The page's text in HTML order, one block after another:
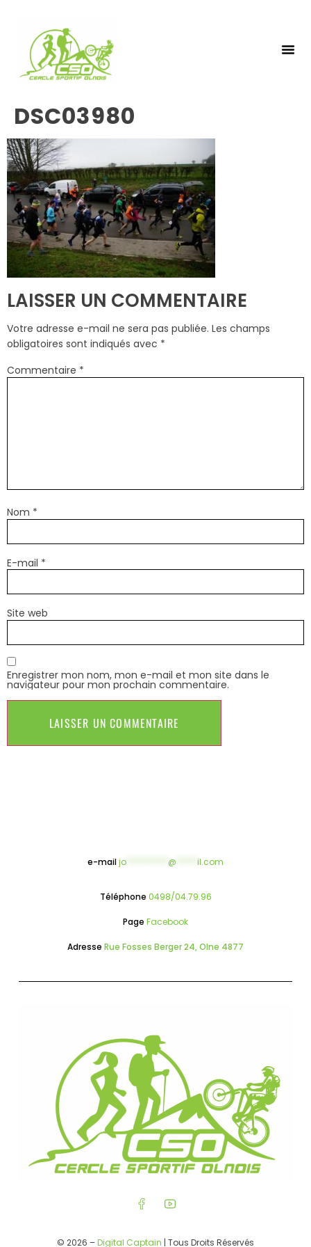
DSC03980
LAISSER UN COMMENTAIRE
Votre adresse e-mail ne sera pas publiée. Les champs
obligatoires sont indiqués avec *
Commentaire *
Nom *
E-mail *
Site web
Enregistrer mon nom, mon e-mail et mon site dans le
navigateur pour mon prochain commentaire.
e-mailjo @ il.com
Téléphone 0498/04.79.96
Page Facebook
Adresse Rue Fosses Berger 24, Olne 4877
© 2026 –Digital Captain | Tous Droits Réservés